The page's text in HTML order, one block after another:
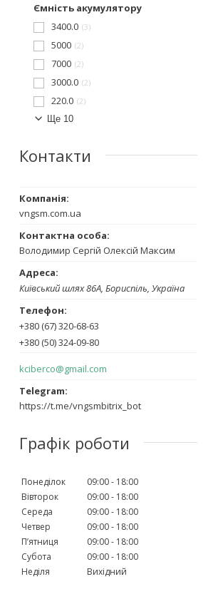
Ємність акумулятору
3400.0 3
5000 2
7000 2
3000.0 2
220.0 2
Ще 10
Контакти
vngsm.com.ua
Володимир Сергій Олексій Максим
Київський шлях 86А, Бориспіль, Україна
+380 (67) 320-68-63
+380 (50) 324-09-80
kciberco@gmail.com
https://t.me/vngsmbitrix_bot
Графік роботи
Понеділок 09:00
18:00
Вівторок
09:00
18:00
Середа
09:00
18:00
Четвер
09:00
18:00
Пʼятниця
09:00
18:00
Субота
09:00
18:00
Неділя
Вихідний